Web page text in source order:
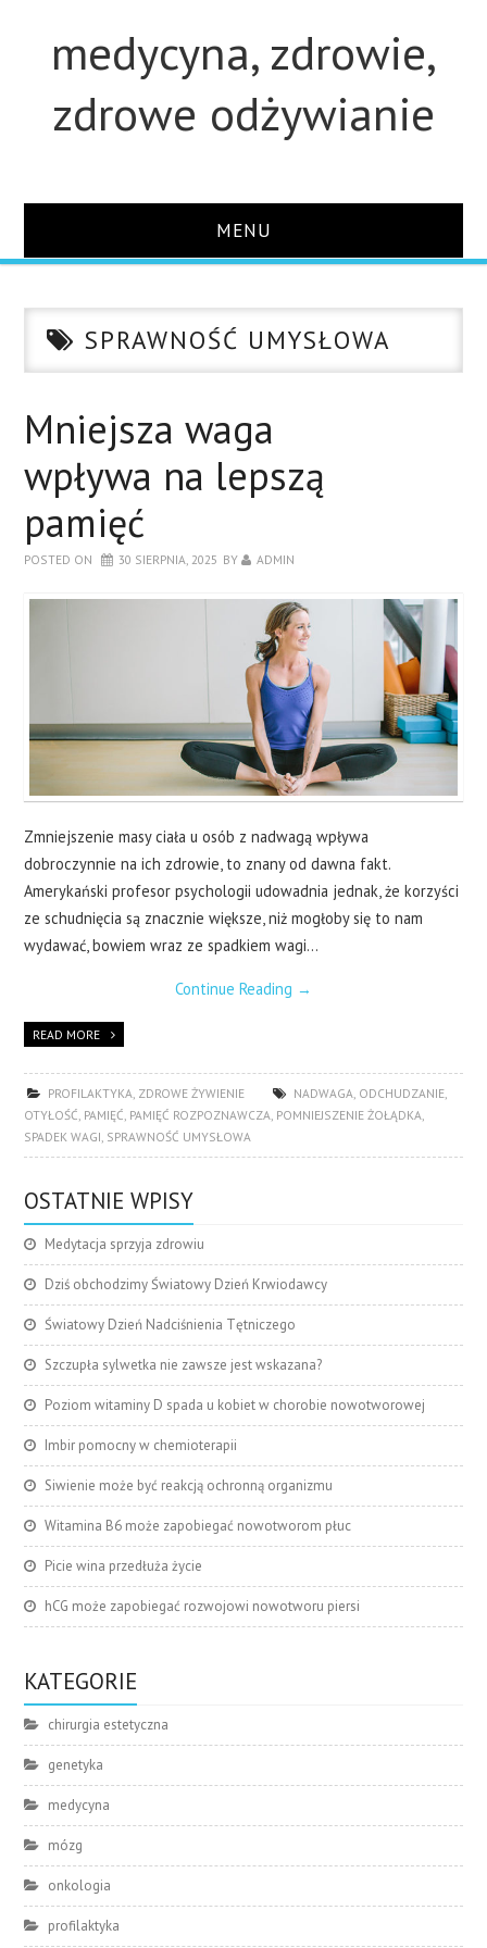
medycyna, zdrowie,
zdrowe odżywianie
MENU
STUDIA
KONTAKT
SPRAWNOŚĆ UMYSŁOWA
Mniejsza waga
wpływa na lepszą
pamięć
POSTED ON 30 SIERPNIA, 2025 BY ADMIN
Zmniejszenie masy ciała u osób z nadwagą wpływa
dobroczynnie na ich zdrowie, to znany od dawna fakt.
Amerykański profesor psychologii udowadnia jednak, że korzyści
ze schudnięcia są znacznie większe, niż mogłoby się to nam
wydawać, bowiem wraz ze spadkiem wagi…
Continue Reading →
READ MORE
PROFILAKTYKA, ZDROWE ŻYWIENIE NADWAGA, ODCHUDZANIE,
OTYŁOŚĆ, PAMIĘĆ, PAMIĘĆ ROZPOZNAWCZA, POMNIEJSZENIE ŻOŁĄDKA,
SPADEK WAGI, SPRAWNOŚĆ UMYSŁOWA
OSTATNIE WPISY
Medytacja sprzyja zdrowiu
Dziś obchodzimy Światowy Dzień Krwiodawcy
Światowy Dzień Nadciśnienia Tętniczego
Szczupła sylwetka nie zawsze jest wskazana?
Poziom witaminy D spada u kobiet w chorobie nowotworowej
Imbir pomocny w chemioterapii
Siwienie może być reakcją ochronną organizmu
Witamina B6 może zapobiegać nowotworom płuc
Picie wina przedłuża życie
hCG może zapobiegać rozwojowi nowotworu piersi
KATEGORIE
chirurgia estetyczna
genetyka
medycyna
mózg
onkologia
profilaktyka